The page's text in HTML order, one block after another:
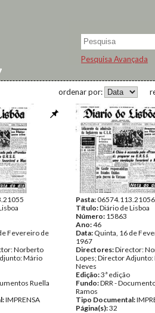
Pesquisa Avançada
ordenar por:
Fevereiro de
Norberto
Mário
Ruella
IMPRENSA
Pasta:06574.113.21056
Título:Diário de Lisboa
Número: 15863
Ano:46
Data: Quinta, 16 de
1967
Directores:Director:
Lopes; Director
Neves
Edição:3ª edição
Fundo:DRR -
Ramos
Tipo Documental:
Página(s):32